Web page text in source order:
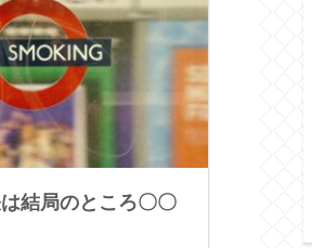
結局のところ〇〇